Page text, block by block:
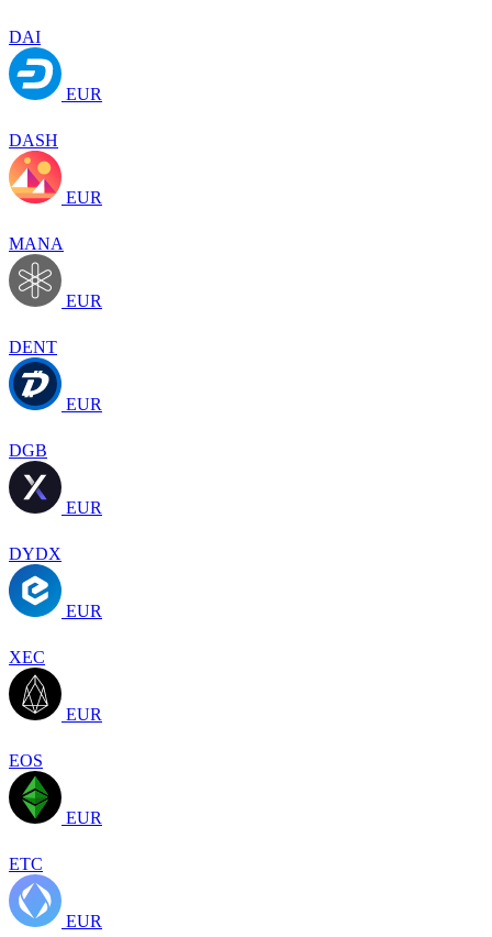
DAI
EUR
DASH
EUR
MANA
EUR
DENT
EUR
DGB
EUR
DYDX
EUR
XEC
EUR
EOS
EUR
ETC
EUR